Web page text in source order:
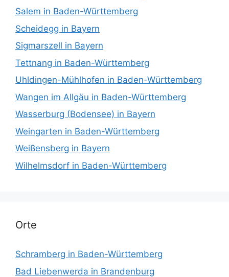
Salem in Baden-Württemberg
Scheidegg in Bayern
Sigmarszell in Bayern
Tettnang in Baden-Württemberg
Uhldingen-Mühlhofen in Baden-Württemberg
Wangen im Allgäu in Baden-Württemberg
Wasserburg (Bodensee) in Bayern
Weingarten in Baden-Württemberg
Weißensberg in Bayern
Wilhelmsdorf in Baden-Württemberg
Orte
Schramberg in Baden-Württemberg
Bad Liebenwerda in Brandenburg